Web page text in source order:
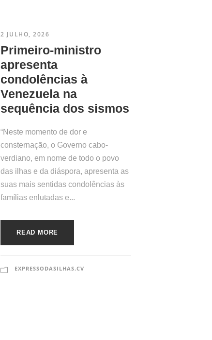
2 JULHO, 2026
Primeiro-ministro
apresenta
condolências à
Venezuela na
sequência dos sismos
“Neste momento de dor e
consternação, o Governo cabo-
verdiano, em nome de todo o povo
das ilhas e da diáspora, apresenta as
suas mais sentidas condolências às
famílias enlutadas e...
READ MORE
EXPRESSODASILHAS.CV